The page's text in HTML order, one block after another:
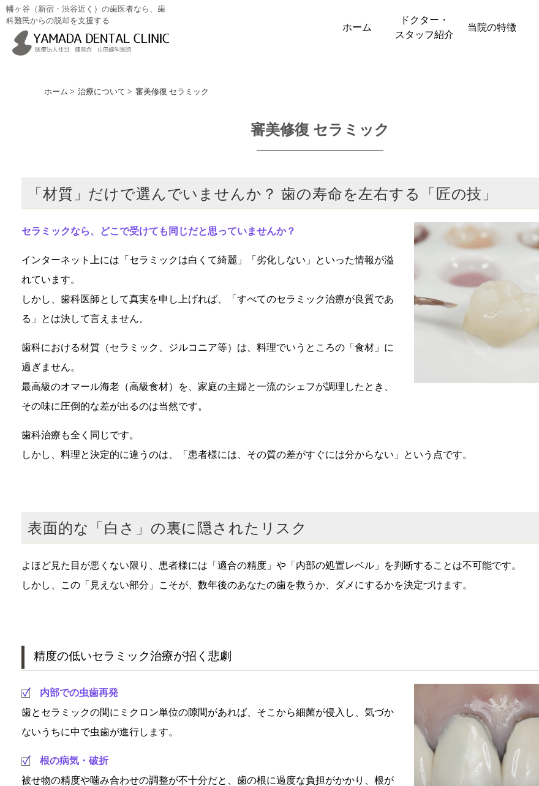
幡ヶ谷（新宿・渋谷近く）の歯医者なら、歯
科難民からの脱却を支援する
ホーム
ドクター・
スタッフ紹介
当院の特徴
ホーム > 治療について > 審美修復 セラミック
審美修復 セラミック
「材質」だけで選んでいませんか？ 歯の寿命を左右する「匠の技」
セラミックなら、どこで受けても同じだと思っていませんか？
インターネット上には「セラミックは白くて綺麗」「劣化しない」といった情報が溢
れています。
しかし、歯科医師として真実を申し上げれば、「すべてのセラミック治療が良質であ
る」とは決して言えません。
歯科における材質（セラミック、ジルコニア等）は、料理でいうところの「食材」に
過ぎません。
最高級のオマール海老（高級食材）を、家庭の主婦と一流のシェフが調理したとき、
その味に圧倒的な差が出るのは当然です。
歯科治療も全く同じです。
しかし、料理と決定的に違うのは、「患者様には、その質の差がすぐには分からない」という点です。
表面的な「白さ」の裏に隠されたリスク
よほど見た目が悪くない限り、患者様には「適合の精度」や「内部の処置レベル」を判断することは不可能です。
しかし、この「見えない部分」こそが、数年後のあなたの歯を救うか、ダメにするかを決定づけます。
精度の低いセラミック治療が招く悲劇
内部での虫歯再発
歯とセラミックの間にミクロン単位の隙間があれば、そこから細菌が侵入し、気づか
ないうちに中で虫歯が進行します。
根の病気・破折
被せ物の精度や噛み合わせの調整が不十分だと、歯の根に過度な負担がかかり、根が